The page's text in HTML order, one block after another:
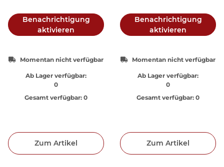
Benachrichtigung
aktivieren
Momentan nicht verfügbar
Ab Lager verfügbar:
0
Gesamt verfügbar: 0
Zum Artikel
Benachrichtigung
aktivieren
Momentan nicht verfügbar
Ab Lager verfügbar:
0
Gesamt verfügbar: 0
Zum Artikel